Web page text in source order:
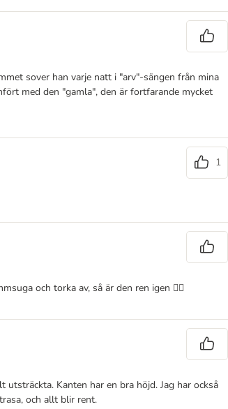
sover han varje natt i "arv"-sängen från mina
med den "gamla", den är fortfarande mycket
1
och torka av, så är den ren igen 👍🏻
Kanten har en bra höjd. Jag har också
och allt blir rent.